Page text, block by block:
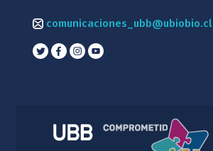
comunicaciones_ubb@ubiobio.cl